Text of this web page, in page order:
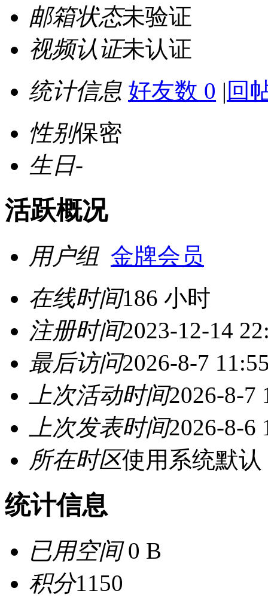
邮箱状态未验证
视频认证未认证
统计信息 好友数 0 | 回
性别保密
生日-
活跃概况
用户组 金牌会员
在线时间186 小时
注册时间2023-12-14
最后访问2026-8-7
上次活动时间2026-8-7
上次发表时间2026-8-6
所在时区使用系统默认
统计信息
已用空间0 B
积分1150